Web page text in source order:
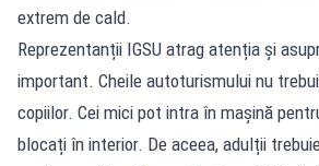
extrem de cald.
Reprezentanții IGSU atrag atenția și
important. Cheile autoturismului nu
copiilor. Cei mici pot intra în mașină
blocați în interior. De aceea, adulții